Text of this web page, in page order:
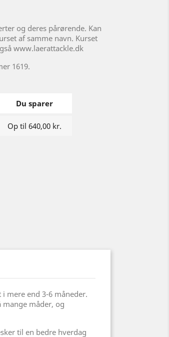
og deres pårørende. Kan
af samme navn. Kurset
www.laerattackle.dk
1619.
Du sparer
Op til 640,00 kr.
mere end 3-6 måneder.
måder, og
til en bedre hverdag